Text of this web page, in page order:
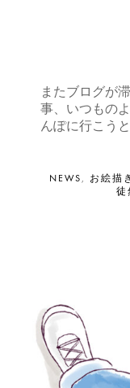
またブログが
事、いつもの
んぽに行こう
NEWS , お絵描
徒